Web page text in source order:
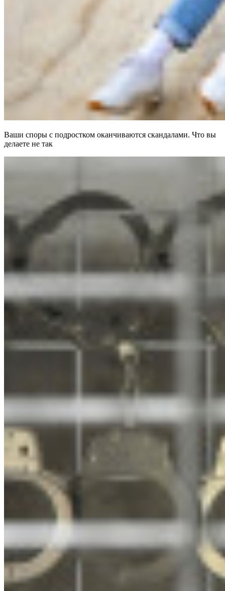
Ваши споры с подростком оканчиваются скандалами. Что вы
делаете не так